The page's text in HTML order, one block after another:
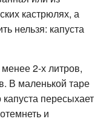
кастрюлях, а
нельзя: капуста
2-х литров,
В маленькой таре
пересыхает
и